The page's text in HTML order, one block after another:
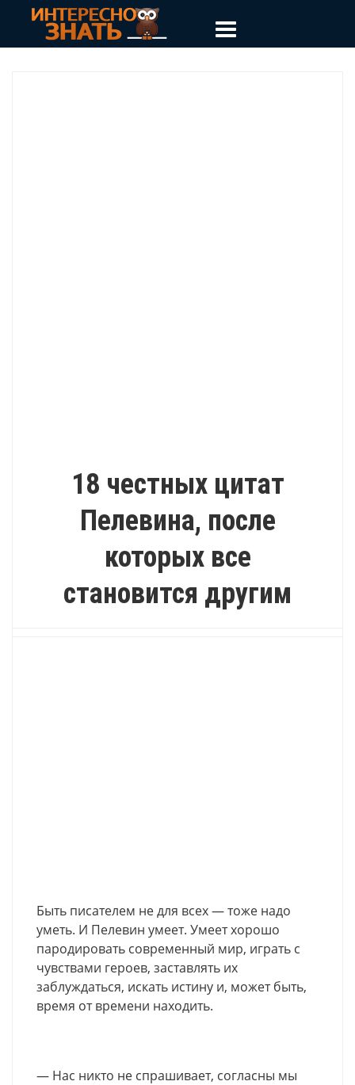
18 честных цитат
Пелевина, после
которых все
становится другим
Быть писателем не для всех — тоже надо
уметь. И Пелевин умеет. Умеет хорошо
пародировать современный мир, играть с
чувствами героев, заставлять их
заблуждаться, искать истину и, может быть,
время от времени находить.
— Нас никто не спрашивает, согласны мы